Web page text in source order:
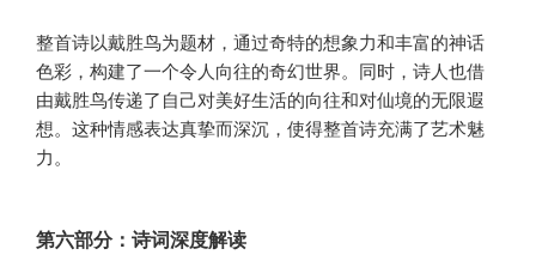
整首诗以戴胜鸟为题材，通过奇特的想象力和丰富的神话
色彩，构建了一个令人向往的奇幻世界。同时，诗人也借
由戴胜鸟传递了自己对美好生活的向往和对仙境的无限遐
想。这种情感表达真挚而深沉，使得整首诗充满了艺术魅
力。
第六部分：诗词深度解读